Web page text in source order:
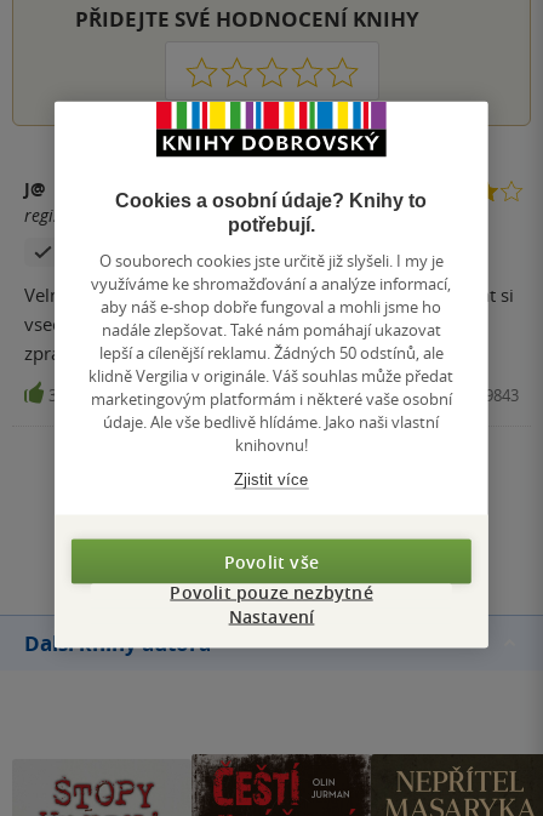
PŘIDEJTE SVÉ HODNOCENÍ KNIHY
1 2 3 4 5
J@
registrovaný uživatel
Zakoupil produkt
Velmi zjimave urcite stoji za precteni, doporucuji sehntat si
vsechny 3 dily, ale tak trosku souvisejici romanove
zpracovani Na okraji temna.
3 Kniha, Brána, 2017, 9788072439843
Zobrazit všechna hodnocení
Přidat hodnocení
Další knihy autora
Cookies a osobní údaje? Knihy to
potřebují.
O souborech cookies jste určitě již slyšeli. I my je
využíváme ke shromažďování a analýze informací,
aby náš e-shop dobře fungoval a mohli jsme ho
nadále zlepšovat. Také nám pomáhají ukazovat
lepší a cílenější reklamu. Žádných 50 odstínů, ale
klidně Vergilia v originále. Váš souhlas může předat
marketingovým platformám i některé vaše osobní
údaje. Ale vše bedlivě hlídáme. Jako naši vlastní
knihovnu!
Zjistit více
Povolit vše
Povolit pouze nezbytné
Nastavení